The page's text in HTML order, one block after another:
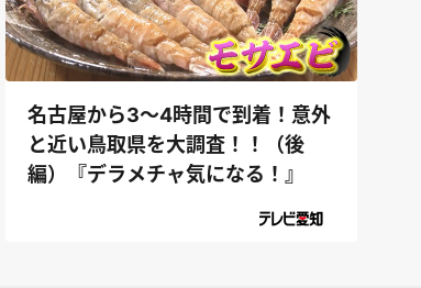
名古屋から3～4時間で到着！意外
と近い鳥取県を大調査！！（後
編）『デラメチャ気になる！』